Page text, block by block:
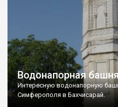
Водонапорная
Интересную водонапорную
Симферополя в Бахчисарай.